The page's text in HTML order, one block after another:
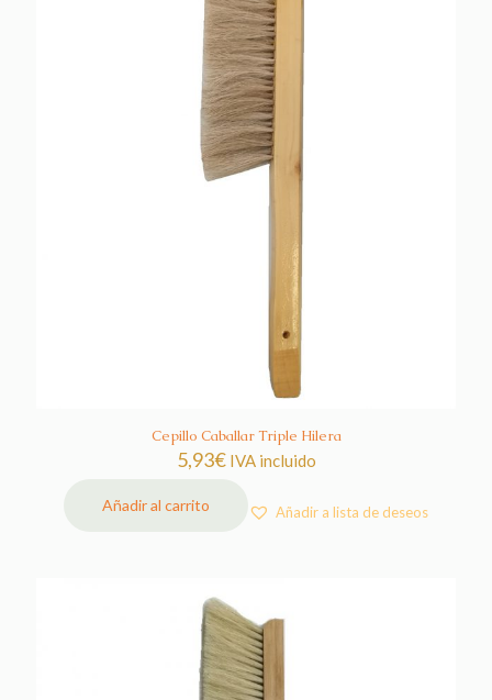
Cepillo Caballar Triple Hilera
5,93€ IVA incluido
Añadir al carrito Añadir a lista de deseos